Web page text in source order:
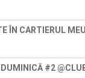
ÎN CARTIERUL MEU
#2